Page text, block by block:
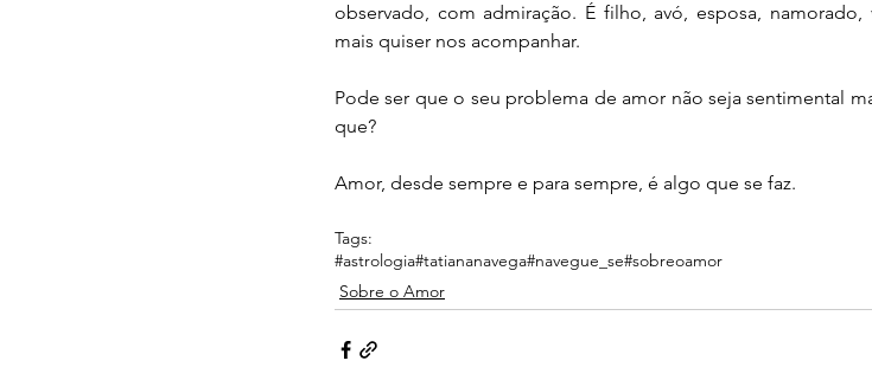
observado, com admiração. É filho, avó, esposa,
mais quiser nos acompanhar.
Pode ser que o seu problema de amor não seja sentimental
que?
Amor, desde sempre e para sempre, é algo que se faz.
Tags:
#astrologia#tatiananavega#navegue_se#sobreoamor
Sobre o Amor